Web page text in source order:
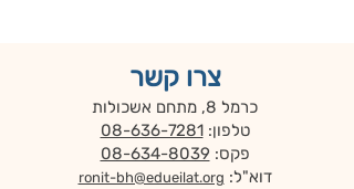
צרו קשר
כרמל 8, מתחם אשכולות
טלפון: 08-636-7281
פקס: 08-634-8039
דוא"ל: ronit-bh@edueilat.org